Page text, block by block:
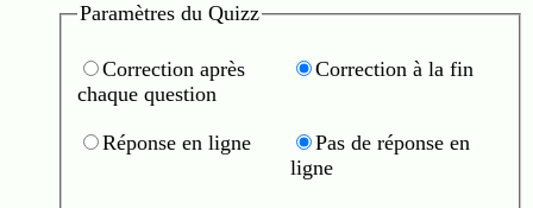
Paramètres du Quizz
Correction après
chaque question
Correction à la fin
Réponse en ligne
Pas de réponse en
ligne